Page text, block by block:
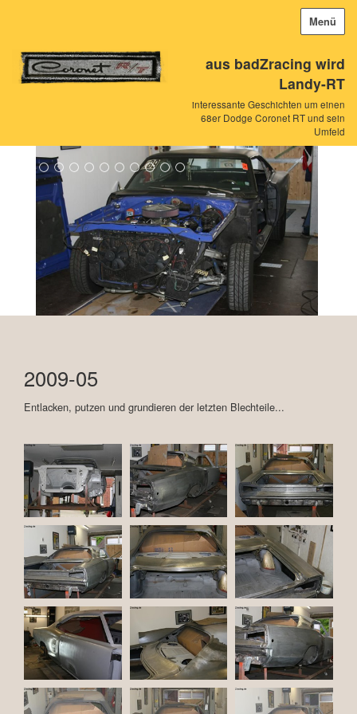
aus badZracing wird
Landy-RT
interessante Geschichten um einen
68er Dodge Coronet RT und sein
Umfeld
Menü
2009-05
Entlacken, putzen und grundieren der letzten Blechteile...